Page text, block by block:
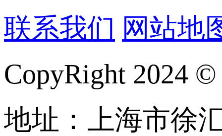
联系我们 网站地
CopyRight 2024
地址：上海市徐